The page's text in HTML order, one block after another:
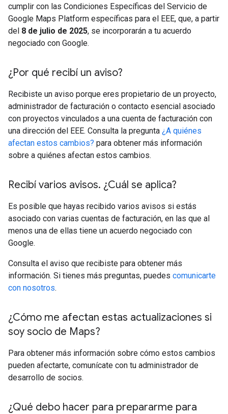
cumplir con las Condiciones Específicas del Servicio de
Google Maps Platform específicas para el EEE, que, a partir
del 8 de julio de 2025, se incorporarán a tu acuerdo
negociado con Google.
¿Por qué recibí un aviso?
Recibiste un aviso porque eres propietario de un proyecto,
administrador de facturación o contacto esencial asociado
con proyectos vinculados a una cuenta de facturación con
una dirección del EEE. Consulta la pregunta ¿A quiénes
afectan estos cambios? para obtener más información
sobre a quiénes afectan estos cambios.
Recibí varios avisos. ¿Cuál se aplica?
Es posible que hayas recibido varios avisos si estás
asociado con varias cuentas de facturación, en las que al
menos una de ellas tiene un acuerdo negociado con
Google.
Consulta el aviso que recibiste para obtener más
información. Si tienes más preguntas, puedes comunicarte
con nosotros.
¿Cómo me afectan estas actualizaciones si
soy socio de Maps?
Para obtener más información sobre cómo estos cambios
pueden afectarte, comunícate con tu administrador de
desarrollo de socios.
¿Qué debo hacer para prepararme para